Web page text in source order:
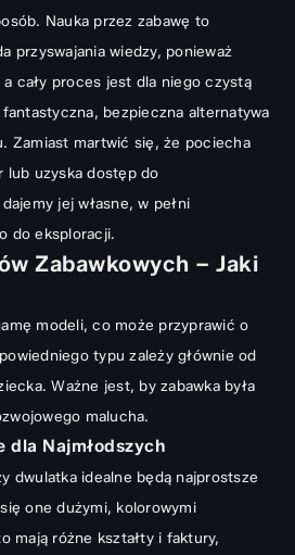
Zabawy i Nauki?
Laptopów Zabawkowych
Nauka przez zabawę to
przyswajania wiedzy, ponieważ
cały proces jest dla niego czystą
bezpieczna alternatywa
Zamiast martwić się, że pociecha
lub uzyska dostęp do
jej własne, w pełni
do eksploracji.
Zabawkowych – Jaki
modeli, co może przyprawić o
typu zależy głównie od
Ważne jest, by zabawka była
malucha.
dla Najmłodszych
dwulatka idealne będą najprostsze
one dużymi, kolorowymi
mają różne kształty i faktury,